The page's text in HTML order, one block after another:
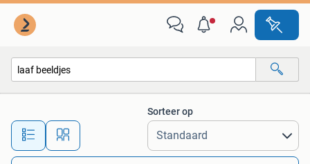
Alle afstanden…
Sorteer op